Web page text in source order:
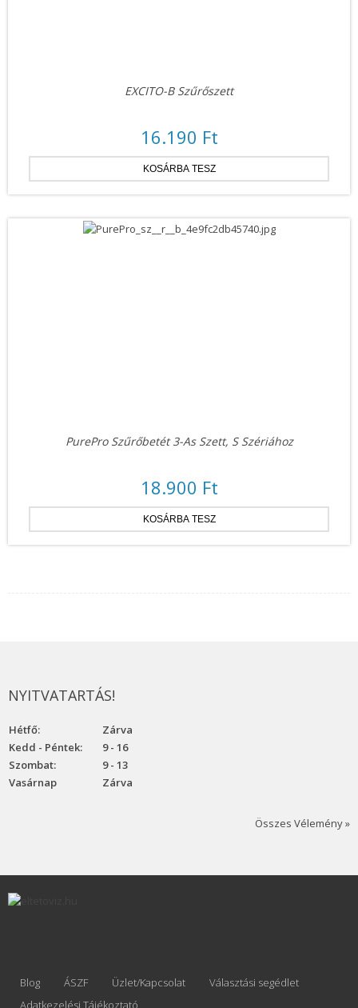
EXCITO-B Szűrőszett
16.190 Ft
PurePro Szűrőbetét 3-As Szett, S Szériához
18.900 Ft
NYITVATARTÁS!
Hétfő:
Zárva
Kedd - Péntek:
9 - 16
Szombat:
9 - 13
Vasárnap
Zárva
Összes Vélemény »
Blog ÁSZF Üzlet/Kapcsolat
Választási segédlet
Adatkezelési Tájékoztató